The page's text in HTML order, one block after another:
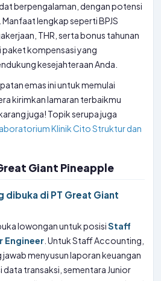
berpengalaman, dengan potensi
lengkap seperti BPJS
THR, serta bonus tahunan
paket kompensasi yang
kesejahteraan Anda.
emas ini untuk memulai
kirimkan lamaran terbaikmu
juga! Topik serupa juga
Klinik Cito Struktur dan
Giant Pineapple
dibuka di PT Great Giant
lowongan untuk posisiStaff
Engineer . Untuk Staff Accounting,
menyusun laporan keuangan
data transaksi, sementara Junior